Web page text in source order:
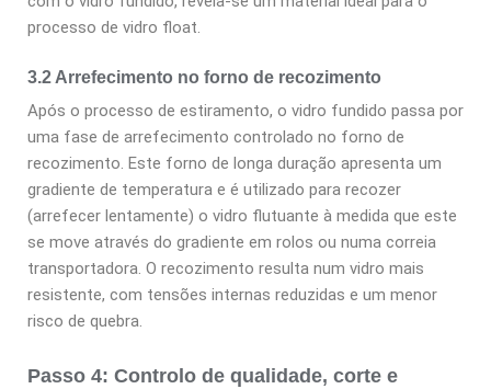
processo de vidro float.
3.2 Arrefecimento no forno de recozimento
Após o processo de estiramento, o vidro fundido passa por
uma fase de arrefecimento controlado no forno de
recozimento. Este forno de longa duração apresenta um
gradiente de temperatura e é utilizado para recozer
(arrefecer lentamente) o vidro flutuante à medida que este
se move através do gradiente em rolos ou numa correia
transportadora. O recozimento resulta num vidro mais
resistente, com tensões internas reduzidas e um menor
risco de quebra.
Passo 4: Controlo de qualidade, corte e